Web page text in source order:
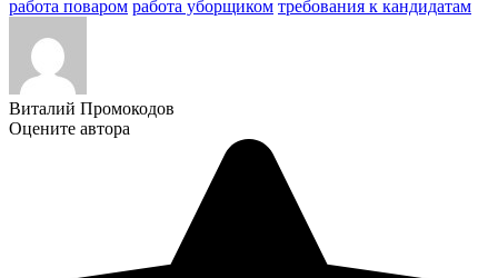
работа поваром работа уборщиком требования к кандидатам
Виталий Промокодов
Оцените автора